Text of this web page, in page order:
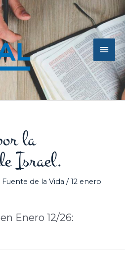
la
Israel.
Fuente de la Vida /12 enero
Enero 12/26: